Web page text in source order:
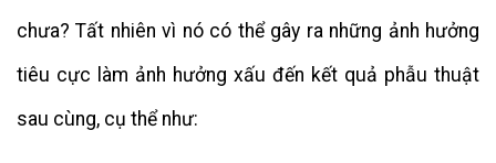
chưa? Tất nhiên vì nó có thể gây ra những ảnh hưởng
tiêu cực làm ảnh hưởng xấu đến kết quả phẫu thuật
sau cùng, cụ thể như: